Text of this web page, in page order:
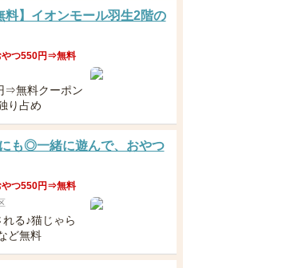
料】イオンモール羽生2階の
やつ550円⇒無料
⇒無料クーポン
り占め
も◎一緒に遊んで、おやつ
やつ550円⇒無料
る♪猫じゃら
ど無料